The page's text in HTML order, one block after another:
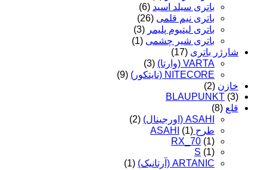
باتری سیلد اسید (6)
باتری نیم قلمی (26)
باتری لیتیوم پلیمر (3)
باتری شیر چشمی (1)
شارژر باتری (17)
VARTA (وارتا)
(3)
NITECORE (نایتکور)
(9)
خازن (2)
BLAUPUNKT (3)
قلع (8)
ASAHI (اورجینال)
(2)
طرح ASAHI (1)
RX_70 (1)
S (1)
ARTANIC (آرتانیک)
(1)